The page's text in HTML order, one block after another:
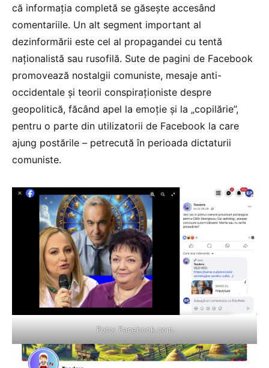
că informația completă se găsește accesând
comentariile. Un alt segment important al
dezinformării este cel al propagandei cu tentă
naționalistă sau rusofilă. Sute de pagini de Facebook
promovează nostalgii comuniste, mesaje anti-
occidentale și teorii conspiraționiste despre
geopolitică, făcând apel la emoție și la „copilărie”,
pentru o parte din utilizatorii de Facebook la care
ajung postările – petrecută în perioada dictaturii
comuniste.
Foto: Facebook.com